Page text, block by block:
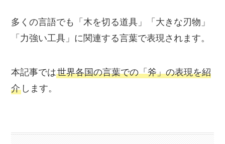
多くの言語でも「木を切る道具」「大きな刃物」
「力強い工具」に関連する言葉で表現されます。
本記事では世界各国の言葉での「斧」の表現を紹
介 します。